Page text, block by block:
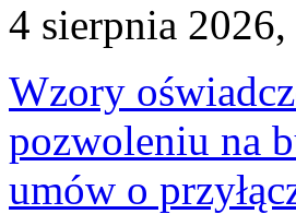
4 sierpnia
Wzory
pozwoleniu na
umów o